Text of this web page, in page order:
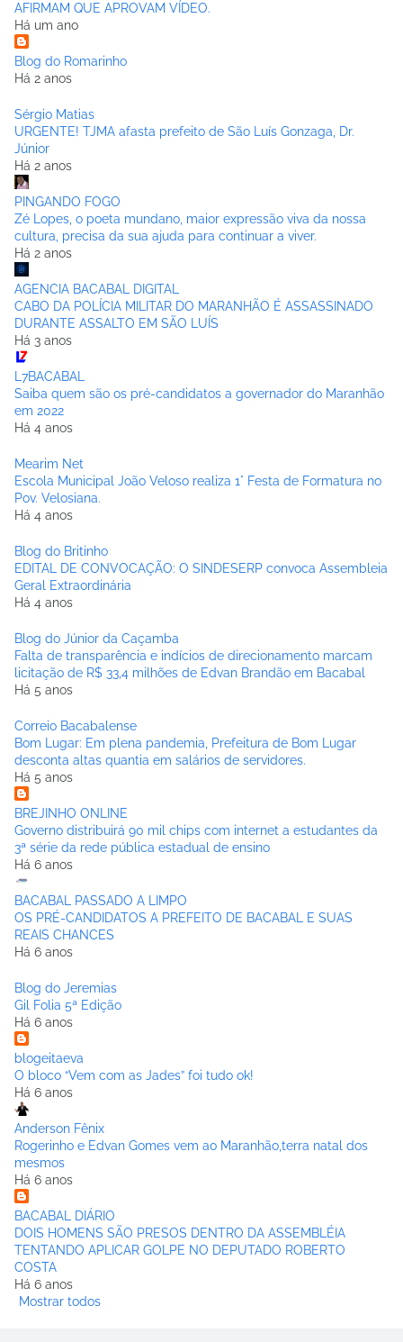
AFIRMAM QUE APROVAM VÍDEO.
Há um ano
Blog do Romarinho
Há 2 anos
Sérgio Matias
URGENTE! TJMA afasta prefeito de São Luís Gonzaga, Dr.
Júnior
Há 2 anos
PINGANDO FOGO
Zé Lopes, o poeta mundano, maior expressão viva da nossa
cultura, precisa da sua ajuda para continuar a viver.
Há 2 anos
AGENCIA BACABAL DIGITAL
CABO DA POLÍCIA MILITAR DO MARANHÃO É ASSASSINADO
DURANTE ASSALTO EM SÃO LUÍS
Há 3 anos
L7BACABAL
Saiba quem são os pré-candidatos a governador do Maranhão
em 2022
Há 4 anos
Mearim Net
Escola Municipal João Veloso realiza 1° Festa de Formatura no
Pov. Velosiana.
Há 4 anos
Blog do Britinho
EDITAL DE CONVOCAÇÃO: O SINDESERP convoca Assembleia
Geral Extraordinária
Há 4 anos
Blog do Júnior da Caçamba
Falta de transparência e indícios de direcionamento marcam
licitação de R$ 33,4 milhões de Edvan Brandão em Bacabal
Há 5 anos
Correio Bacabalense
Bom Lugar: Em plena pandemia, Prefeitura de Bom Lugar
desconta altas quantia em salários de servidores.
Há 5 anos
BREJINHO ONLINE
Governo distribuirá 90 mil chips com internet a estudantes da
3ª série da rede pública estadual de ensino
Há 6 anos
BACABAL PASSADO A LIMPO
OS PRÉ-CANDIDATOS A PREFEITO DE BACABAL E SUAS
REAIS CHANCES
Há 6 anos
Blog do Jeremias
Gil Folia 5ª Edição
Há 6 anos
blogeitaeva
O bloco “Vem com as Jades” foi tudo ok!
Há 6 anos
Anderson Fênix
Rogerinho e Edvan Gomes vem ao Maranhão,terra natal dos
mesmos
Há 6 anos
BACABAL DIÁRIO
DOIS HOMENS SÃO PRESOS DENTRO DA ASSEMBLÉIA
TENTANDO APLICAR GOLPE NO DEPUTADO ROBERTO
COSTA
Há 6 anos
Mostrar todos